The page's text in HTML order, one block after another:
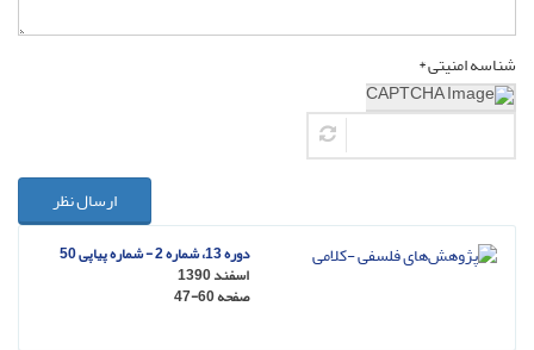
شناسه امنیتی *
ارسال نظر
دوره 13، شماره 2 - شماره پیاپی 50
اسفند 1390
صفحه47-60